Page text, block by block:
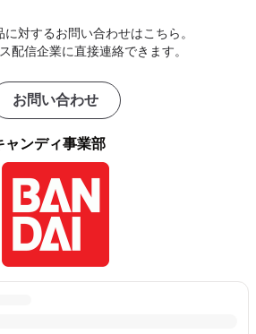
対するお問い合わせはこちら。
配信企業に直接連絡できます。
お問い合わせ
ンディ事業部